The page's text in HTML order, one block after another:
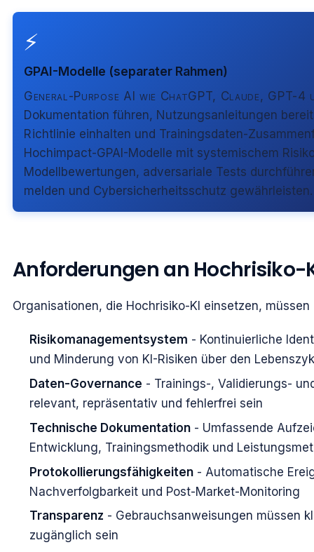
⚡
GPAI-Modelle (separater Rahmen)
General-Purpose AI wie ChatGPT, Claude, GPT-4
Dokumentation führen, Nutzungsanleitungen
Richtlinie einhalten und Trainingsdaten-
Hochimpact-GPAI-Modelle mit systemischem
Modellbewertungen, adversariale Tests
melden und Cybersicherheitsschutz gewährleisten.
Anforderungen an Hochrisiko-
Organisationen, die Hochrisiko-KI einsetzen,
Risikomanagementsystem - Kontinuierliche
und Minderung von KI-Risiken über den
Daten-Governance - Trainings-, Validierungs-
relevant, repräsentativ und fehlerfrei sein
Technische Dokumentation- Umfassende
Entwicklung, Trainingsmethodik und
Protokollierungsfähigkeiten- Automatische
Nachverfolgbarkeit und Post-Market-Monitoring
Transparenz - Gebrauchsanweisungen müssen
zugänglich sein